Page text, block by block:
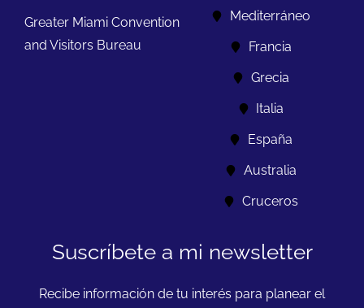
Greater Miami Convention
and Visitors Bureau
Mediterráneo
Francia
Grecia
Italia
España
Australia
Cruceros
Suscríbete a mi newsletter
Recibe información de tu interés para planear el